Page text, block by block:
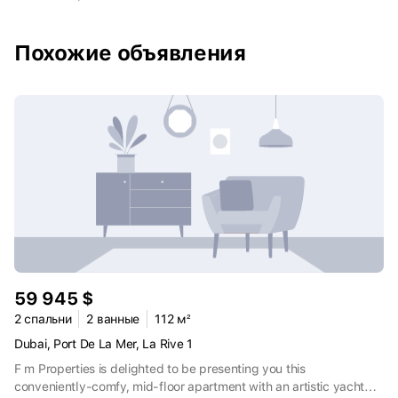
2026 года.
Похожие объявления
59 945 $
2 спальни 2 ванные
112 м²
Dubai, Port De La Mer, La Rive 1
F m Properties is delighted to be presenting you this
conveniently-comfy, mid-floor apartment with an artistic yacht